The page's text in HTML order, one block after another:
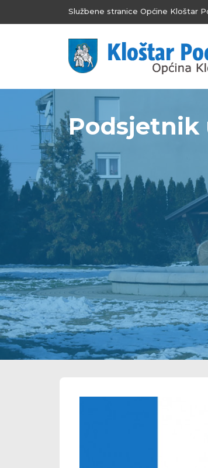
Službene stranice Općine Kloštar
Podsjetnik